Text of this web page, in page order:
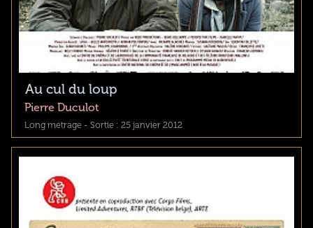
Au cul du loup
Pierre Duculot
Long metrage - Sortie : 25 janvier 2012